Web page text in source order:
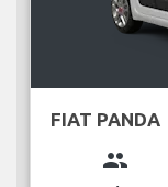
FIAT PANDA
group